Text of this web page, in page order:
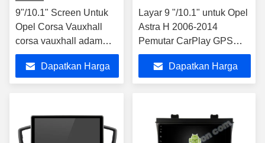
9"/10.1" Screen Untuk
Opel Corsa Vauxhall
corsa vauxhall adam
2015-2019 Opel Mobil
Multimedia Stereo
Dapatkan Harga
Layar 9 "/10.1" untuk Opel
Astra H 2006-2014
Pemutar CarPlay GPS
Stereo Multimedia Mobil
Dapatkan Harga